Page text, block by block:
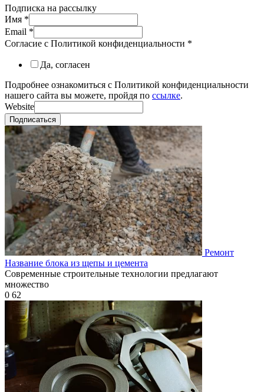
Подписка на рассылку
Имя *
Email *
Согласие с Политикой конфиденциальности *
Да, согласен
Подробнее ознакомиться с Политикой конфиденциальности
нашего сайта вы можете, пройдя по ссылке.
Website
Подписаться
Ремонт
Название блока из щепы и цемента
Современные строительные технологии предлагают
множество
0 62